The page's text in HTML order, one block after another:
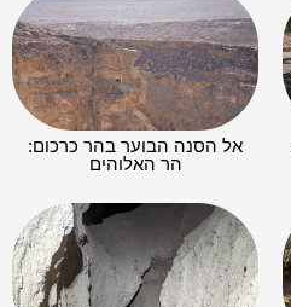
אל הסנה הבוער בהר כרכום:
הר האלוהים